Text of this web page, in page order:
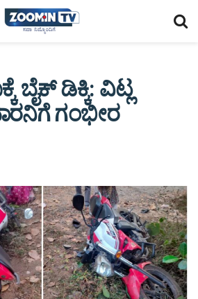
ಬೈಕ್ ಡಿಕ್ಕಿ: ವಿಟ್ಲ
ಗಂಭೀರ